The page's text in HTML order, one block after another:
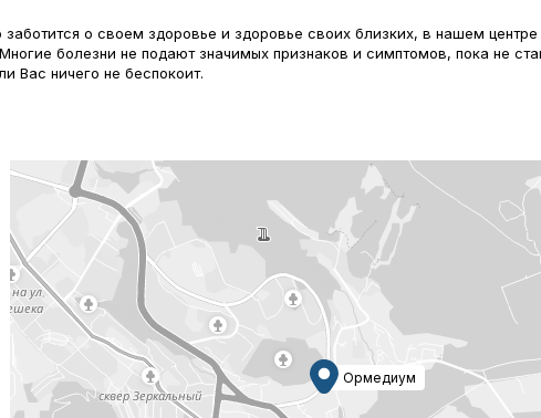
заботится о своем здоровье и здоровье своих близких, в нашем
болезни не подают значимых признаков и симптомов, пока не
Вас ничего не беспокоит.